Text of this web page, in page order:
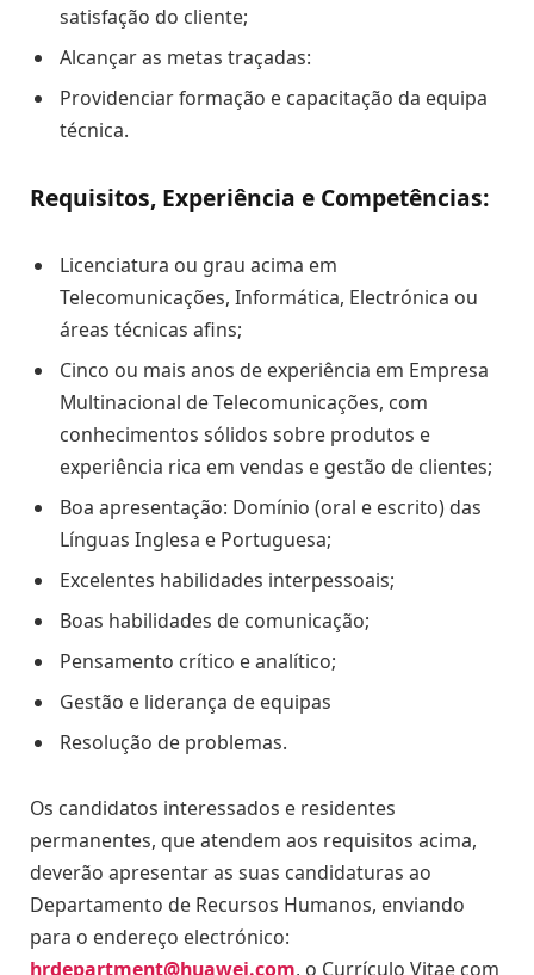
satisfação do cliente;
Alcançar as metas traçadas:
Providenciar formação e capacitação da equipa
técnica.
Requisitos, Experiência e Competências:
Licenciatura ou grau acima em
Telecomunicações, Informática, Electrónica ou
áreas técnicas afins;
Cinco ou mais anos de experiência em Empresa
Multinacional de Telecomunicações, com
conhecimentos sólidos sobre produtos e
experiência rica em vendas e gestão de clientes;
Boa apresentação: Domínio (oral e escrito) das
Línguas Inglesa e Portuguesa;
Excelentes habilidades interpessoais;
Boas habilidades de comunicação;
Pensamento crítico e analítico;
Gestão e liderança de equipas
Resolução de problemas.
Os candidatos interessados e residentes
permanentes, que atendem aos requisitos acima,
deverão apresentar as suas candidaturas ao
Departamento de Recursos Humanos, enviando
para o endereço electrónico:
hrdepartment@huawei.com, o Currículo Vitae com